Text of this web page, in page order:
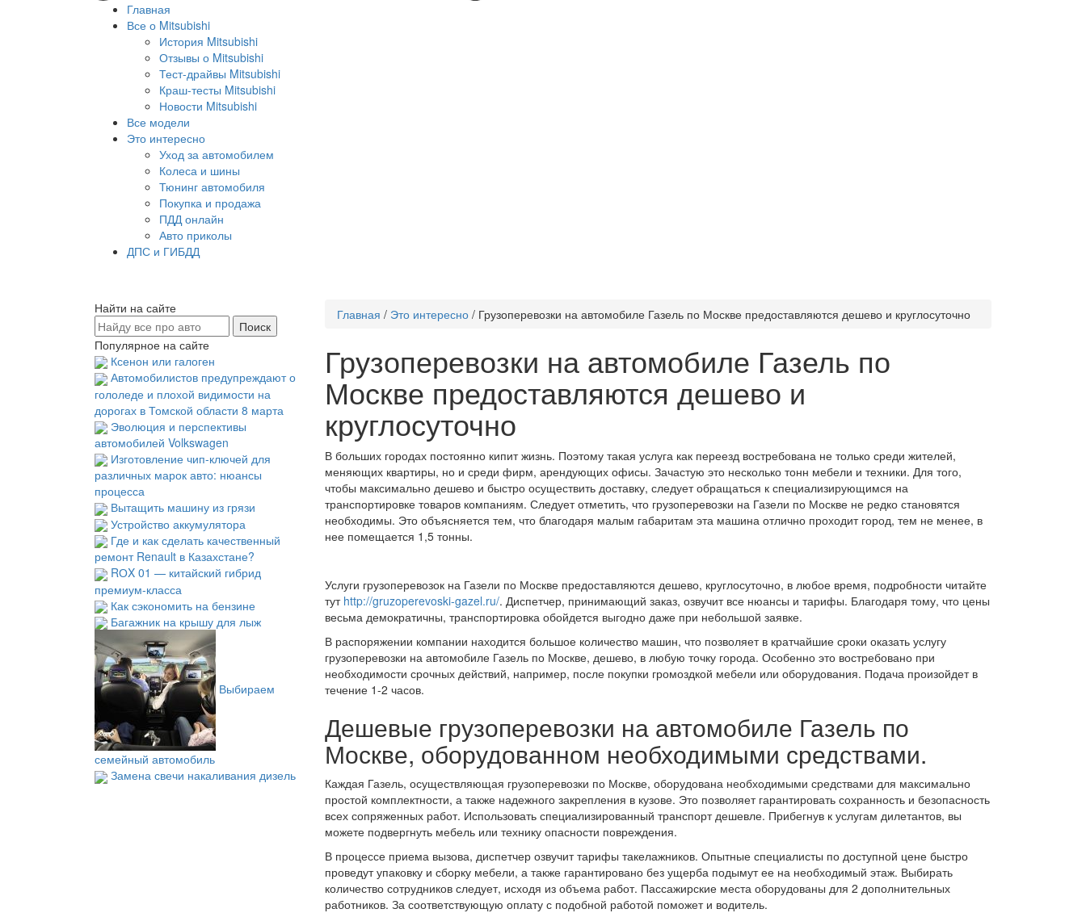
Главная
Все о Mitsubishi
История Mitsubishi
Отзывы о Mitsubishi
Тест-драйвы Mitsubishi
Краш-тесты Mitsubishi
Новости Mitsubishi
Все модели
Это интересно
Уход за автомобилем
Колеса и шины
Тюнинг автомобиля
Покупка и продажа
ПДД онлайн
Авто приколы
ДПС и ГИБДД
Главная / Это интересно / Грузоперевозки на автомобиле Газель по Москве предоставляются дешево и круглосуточно
Грузоперевозки на автомобиле Газель по
Москве предоставляются дешево и
круглосуточно
В больших городах постоянно кипит жизнь. Поэтому такая услуга как переезд востребована не только среди жителей,
меняющих квартиры, но и среди фирм, арендующих офисы. Зачастую это несколько тонн мебели и техники. Для того,
чтобы максимально дешево и быстро осуществить доставку, следует обращаться к специализирующимся на
транспортировке товаров компаниям. Следует отметить, что грузоперевозки на Газели по Москве не редко становятся
необходимы. Это объясняется тем, что благодаря малым габаритам эта машина отлично проходит город, тем не менее, в
нее помещается 1,5 тонны.
Услуги грузоперевозок на Газели по Москве предоставляются дешево, круглосуточно, в любое время, подробности читайте
тут http://gruzoperevoski-gazel.ru/. Диспетчер, принимающий заказ, озвучит все нюансы и тарифы. Благодаря тому, что цены
весьма демократичны, транспортировка обойдется выгодно даже при небольшой заявке.
В распоряжении компании находится большое количество машин, что позволяет в кратчайшие сроки оказать услугу
грузоперевозки на автомобиле Газель по Москве, дешево, в любую точку города. Особенно это востребовано при
необходимости срочных действий, например, после покупки громоздкой мебели или оборудования. Подача произойдет в
течение 1-2 часов.
Дешевые грузоперевозки на автомобиле Газель по
Москве, оборудованном необходимыми средствами.
Каждая Газель, осуществляющая грузоперевозки по Москве, оборудована необходимыми средствами для максимально
простой комплектности, а также надежного закрепления в кузове. Это позволяет гарантировать сохранность и безопасность
всех сопряженных работ. Использовать специализированный транспорт дешевле. Прибегнув к услугам дилетантов, вы
можете подвергнуть мебель или технику опасности повреждения.
В процессе приема вызова, диспетчер озвучит тарифы такелажников. Опытные специалисты по доступной цене быстро
проведут упаковку и сборку мебели, а также гарантировано без ущерба подымут ее на необходимый этаж. Выбирать
количество сотрудников следует, исходя из объема работ. Пассажирские места оборудованы для 2 дополнительных
работников. За соответствующую оплату с подобной работой поможет и водитель.
Найти на сайте
Популярное на сайте
Ксенон или галоген
Автомобилистов предупреждают о
гололеде и плохой видимости на
дорогах в Томской области 8 марта
Эволюция и перспективы
автомобилей Volkswagen
Изготовление чип-ключей для
различных марок авто: нюансы
процесса
Вытащить машину из грязи
Устройство аккумулятора
Где и как сделать качественный
ремонт Renault в Казахстане?
RОX 01 — китайский гибрид
премиум-класса
Как сэкономить на бензине
Багажник на крышу для лыж
Выбираем
семейный автомобиль
Замена свечи накаливания дизель